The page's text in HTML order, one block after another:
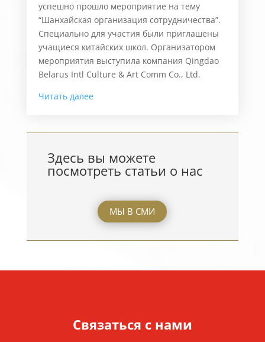
успешно прошло мероприятие на тему
“Шанхайская организация сотрудничества”.
Специально для участия были приглашены
учащиеся китайских школ. Организатором
мероприятия выступила компания Qingdao
Belarus Intl Culture & Art Comm Co., Ltd.
Читать далее
Здесь вы можете
посмотреть статьи о нас
МЫ В СМИ
Связаться с нами